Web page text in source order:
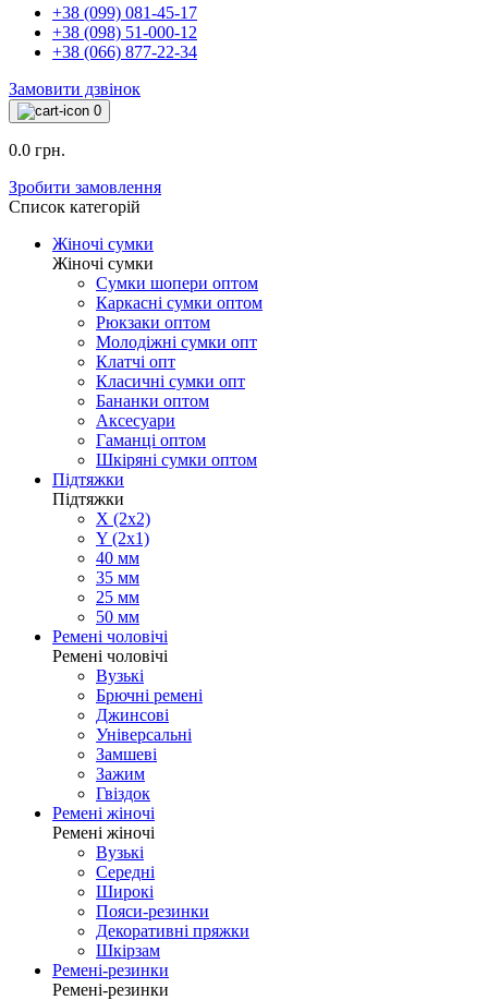
+38 (099) 081-45-17
+38 (098) 51-000-12
+38 (066) 877-22-34
Замовити дзвінок
0
0.0 грн.
Зробити замовлення
Список категорій
Жіночі сумки
Жіночі сумки
Сумки шопери оптом
Каркасні сумки оптом
Рюкзаки оптом
Молодіжні сумки опт
Клатчі опт
Класичні сумки опт
Бананки оптом
Аксесуари
Гаманці оптом
Шкіряні сумки оптом
Підтяжки
Підтяжки
X (2x2)
Y (2x1)
40 мм
35 мм
25 мм
50 мм
Ремені чоловічі
Ремені чоловічі
Вузькі
Брючні ремені
Джинсові
Універсальні
Замшеві
Зажим
Гвіздок
Ремені жіночі
Ремені жіночі
Вузькі
Середні
Широкі
Пояси-резинки
Декоративні пряжки
Шкірзам
Ремені-резинки
Ремені-резинки